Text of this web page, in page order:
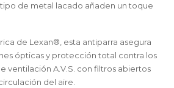
de metal lacado añaden un toque
de Lexan®, esta antiparra asegura
ópticas y protección total contra los
ventilación A.V.S. con filtros abiertos
del aire.